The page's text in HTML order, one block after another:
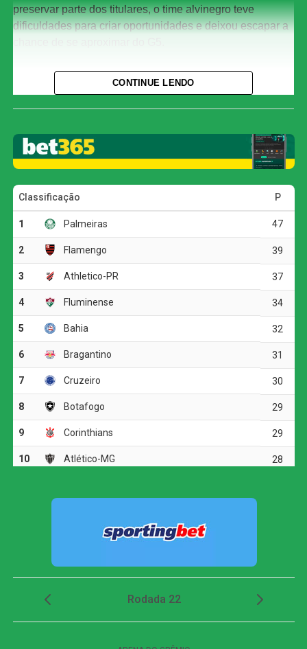
preservar parte dos titulares, o time alvinegro teve
dificuldades para criar oportunidades e deixou escapar a
Com o resultado, o Corinthians chegou aos 29 pontos e
permanece na oitava colocação, três atrás do Bahia, que
O jogo
A primeira etapa foi marcada pelo equilíbrio e pela forte
disputa física. As duas equipes encontraram dificuldades
para construir jogadas ofensivas, e as chances claras
foram raras.
A melhor oportunidade antes do intervalo foi do
Corinthians. Aos 23 minutos, Allan fez um cruzamento
preciso para Matheuzinho, que cabeceou com força, mas
O ritmo aumentou no segundo tempo, e o Corinthians
voltou a ameaçar aos 20 minutos. Matheuzinho recuperou
a bola no meio-campo e acionou Yuri Alberto. O atacante
dominou, girou diante da marcação e finalizou com
potência da entrada da área, obrigando Santos a fazer
outra grande intervenção.
Grêmio vence o Mirassol e avança às quartas de
Dois minutos mais tarde, Yuri Alberto recebeu um
lançamento de Allan, invadiu a área, mas não conseguiu
cobrança de escanteio. Gilberto desviou a bola na
CONTINUE LENDO